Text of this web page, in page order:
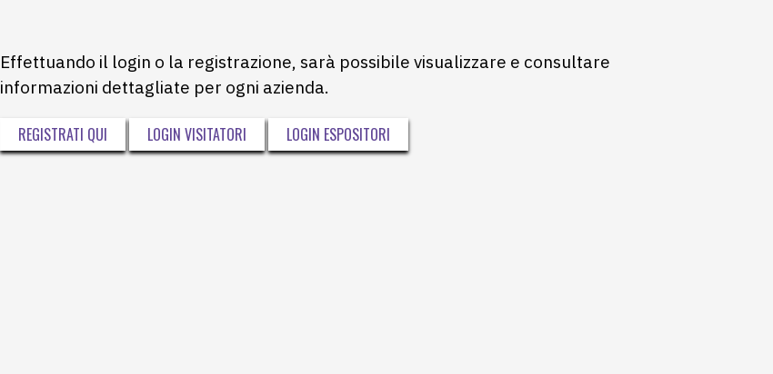
Effettuando il login o la registrazione, sarà possibile visualizzare e consultare
informazioni dettagliate per ogni azienda.
REGISTRATI QUI LOGIN VISITATORI LOGIN ESPOSITORI